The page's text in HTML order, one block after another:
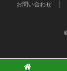
お問い合わせ